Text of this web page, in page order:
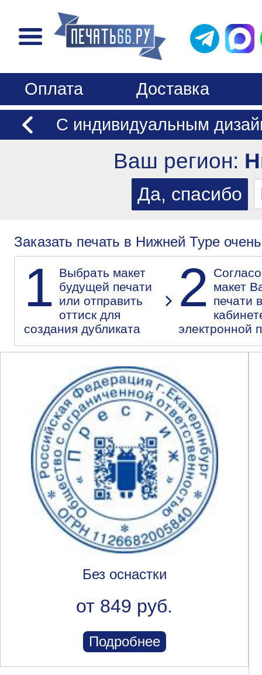
Оплата
Доставка
С индивидуальным
Ваш регион:
Заказать печать в Нижней Туре
1 Выбрать макет
будущей печати
или отправить
оттиск для
создания дубликата
2
макет
печати
электронной
Без оснастки
от 849 руб.
Подробнее